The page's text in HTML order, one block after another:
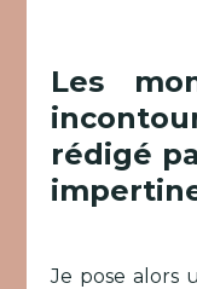
Les
rédigé
Je pose alors